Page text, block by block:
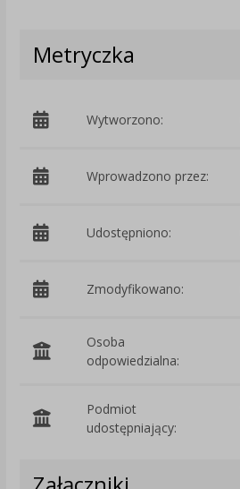
Metryczka
Wytworzono:
Wprowadzono przez:
Udostępniono:
Zmodyfikowano:
Osoba
odpowiedzialna:
Podmiot
udostępniający: